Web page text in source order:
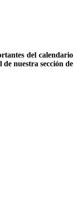
del calendario
nuestra sección de